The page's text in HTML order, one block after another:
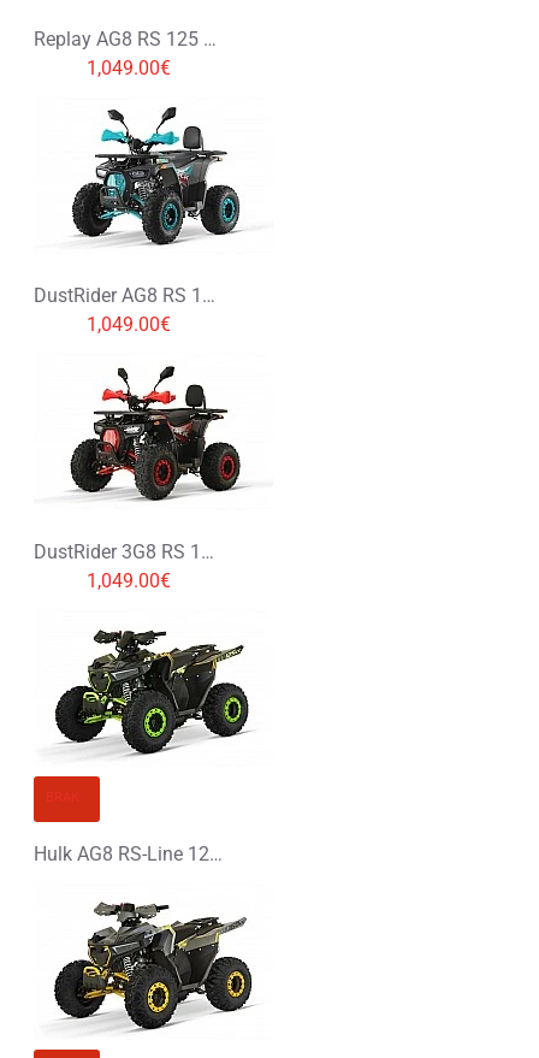
Replay AG8 RS 125 Spalinowy Midi Quad
1,049.00€
DustRider AG8 RS 125 Spalinowy Midi Quad
1,049.00€
DustRider 3G8 RS 125 Spalinowy Midi Quad
1,049.00€
Hulk AG8 RS-Line 125 Spalinowy Midi Quad